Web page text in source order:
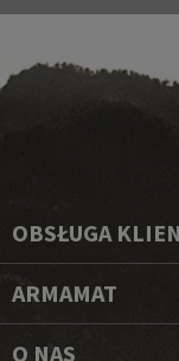
OBSŁUGA
ARMAMAT
O NAS